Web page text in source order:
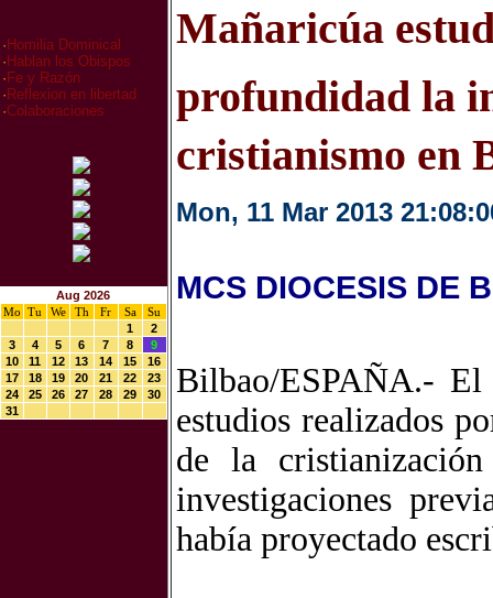
· Homilia Dominical
· Hablan los Obispos
· Fe y Razón
· Reflexion en libertad
·Colaboraciones
Aug 2026
Mo
Tu We Th Fr Sa
Su
1
2
3
4 5 6 7 8
9
10
11 12 13 14 15
16
17
18 19 20 21 22
23
24
25 26 27 28 29
30
31
Mañaricúa
profundidad la
cristianismo en
Mon, 11 Mar 2013
MCS DIOCESIS DE
Bilbao/ESPAÑA.-
estudios realizados
de la
investigaciones
había proyectado